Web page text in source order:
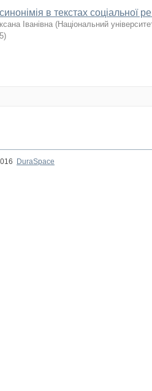
в текстах соціальної
Іванівна (Національний
)
DuraSpace